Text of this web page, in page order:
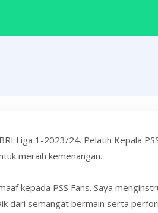
Liga 1-2023/24. Pelatih Kepala
meraih kemenangan.
kepada PSS Fans. Saya
dari semangat bermain serta